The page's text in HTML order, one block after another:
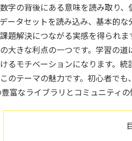
字の背後にある意味を読み取り
ータセットを読み込み、基本的
題解決につながる実感を得られ
大きな利点の一つです。学習の
るモチベーションになります。
のテーマの魅力です。初心者で
富なライブラリとコミュニティ